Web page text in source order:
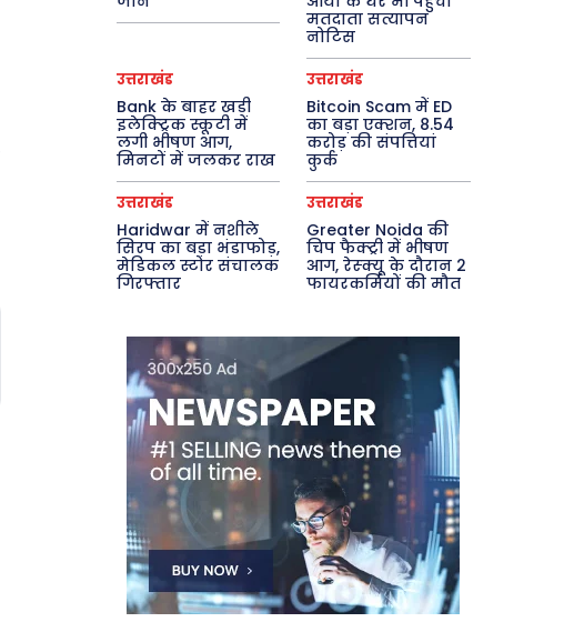
मतदाता सत्यापन
नोटिस
उत्तराखंड
Bank के बाहर खड़ी
इलेक्ट्रिक स्कूटी में
लगी भीषण आग,
मिनटों में जलकर राख
उत्तराखंड
Bitcoin Scam में ED
का बड़ा एक्शन, 8.54
करोड़ की संपत्तियां
कुर्क
उत्तराखंड
Haridwar में नशीले
सिरप का बड़ा भंडाफोड़,
मेडिकल स्टोर संचालक
गिरफ्तार
उत्तराखंड
Greater Noida की
चिप फैक्ट्री में भीषण
आग, रेस्क्यू के दौरान 2
फायरकर्मियों की मौत